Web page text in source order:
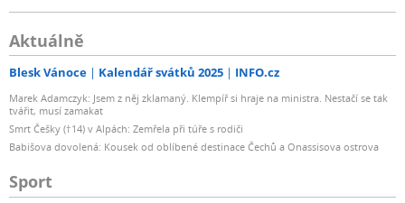
Aktuálně
Blesk Vánoce Kalendář svátků 2025 INFO.cz
Marek Adamczyk: Jsem z něj zklamaný. Klempíř si hraje na ministra. Nestačí se tak
tvářit, musí zamakat
Smrt Češky (†14) v Alpách: Zemřela při túře s rodiči
Babišova dovolená: Kousek od oblíbené destinace Čechů a Onassisova ostrova
Sport